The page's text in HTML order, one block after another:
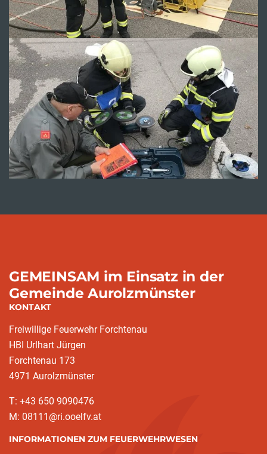
GEMEINSAM im Einsatz in der
Gemeinde Aurolzmünster
KONTAKT
Freiwillige Feuerwehr Forchtenau
HBI Urlhart Jürgen
Forchtenau 173
4971 Aurolzmünster
T: +43 650 9090476
M: 08111@ri.ooelfv.at
INFORMATIONEN ZUM FEUERWEHRWESEN